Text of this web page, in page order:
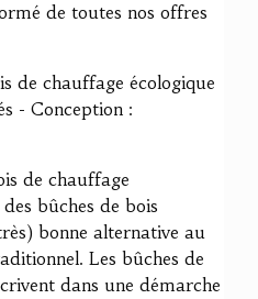
de toutes nos offres
de chauffage écologique
- Conception :
de chauffage
bûches de bois
bonne alternative au
Les bûches de
dans une démarche